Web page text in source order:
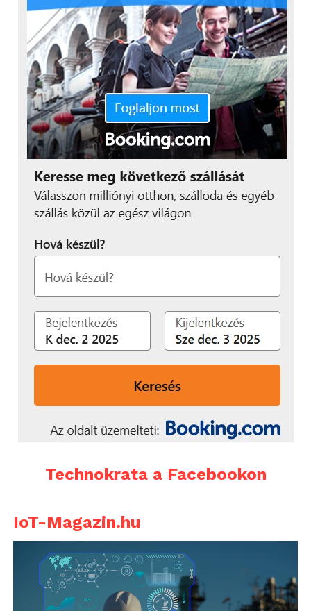
Technokrata a Facebookon
IoT-Magazin.hu